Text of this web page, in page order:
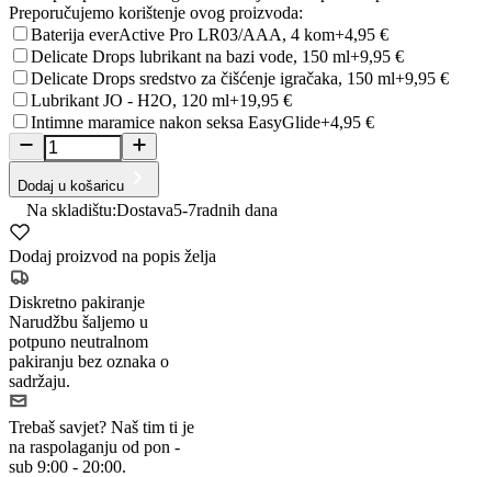
Preporučujemo korištenje ovog proizvoda:
Baterija everActive Pro LR03/AAA, 4 kom+4,95 €
Delicate Drops lubrikant na bazi vode, 150 ml+9,95 €
Delicate Drops sredstvo za čišćenje igračaka, 150 ml+9,95 €
Lubrikant JO - H2O, 120 ml+19,95 €
Intimne maramice nakon seksa EasyGlide+4,95 €
Dodaj u košaricu
Na skladištu:Dostava5-7radnih dana
Dodaj proizvod na popis želja
Diskretno pakiranje
Narudžbu šaljemo u
potpuno neutralnom
pakiranju bez oznaka o
sadržaju.
Trebaš savjet? Naš tim ti je
na raspolaganju od pon -
sub 9:00 - 20:00.